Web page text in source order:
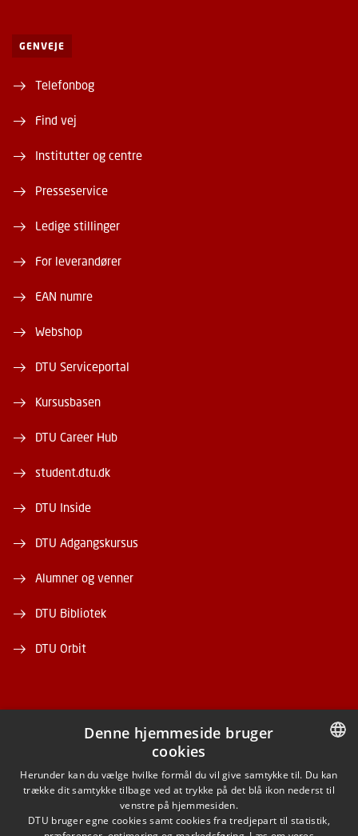
GENVEJE
Telefonbog
Find vej
Institutter og centre
Presseservice
Ledige stillinger
For leverandører
EAN numre
Webshop
DTU Serviceportal
Kursusbasen
DTU Career Hub
student.dtu.dk
DTU Inside
DTU Adgangskursus
Alumner og venner
DTU Bibliotek
DTU Orbit
FACEBOOK
INSTAGRAM
DANISH
ENGLISH
Denne hjemmeside bruger
cookies
Herunder kan du vælge hvilke formål du vil give samtykke til. Du kan
trække dit samtykke tilbage ved at trykke på det blå ikon nederst til
venstre på hjemmesiden.
DTU bruger egne cookies samt cookies fra tredjepart til statistik,